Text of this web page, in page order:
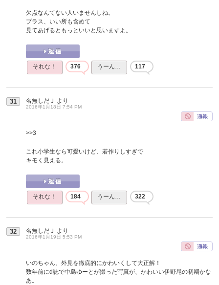
欠点なんてない人いませんしね。
プラス、いい所も含めて
見てあげるともっといいと思いますよ。
それな！ 376 うーん… 117
31 名無しだＪ より
2016年1月18日 7:54 PM
>>3
これ小学生なら可愛いけど、若作りしすぎで
キモく見える。
それな！ 184 うーん… 322
32 名無しだＪ より
2016年1月19日 5:53 PM
いのちゃん、外見を徹底的にかわいくして大正解！
数年前にd誌で中島ゆーとが撮った写真が、かわいい伊野尾の初期かな
あ。